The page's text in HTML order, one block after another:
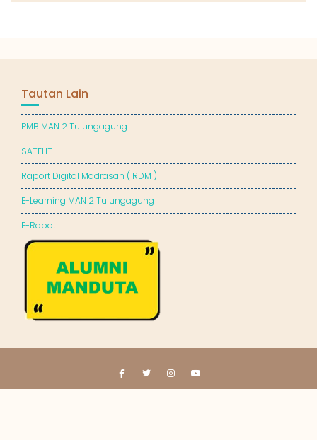
Tautan Lain
PMB MAN 2 Tulungagung
SATELIT
Raport Digital Madrasah ( RDM )
E-Learning MAN 2 Tulungagung
E-Rapot